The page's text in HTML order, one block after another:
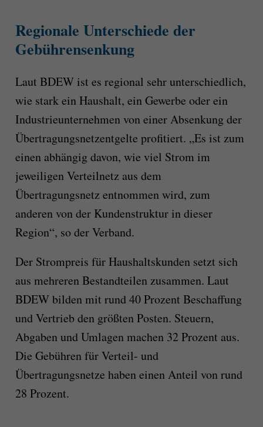
Regionale Unterschiede der
Gebührensenkung
Laut BDEW ist es regional sehr unterschiedlich,
wie stark ein Haushalt, ein Gewerbe oder ein
Industrieunternehmen von einer Absenkung der
Übertragungsnetzentgelte profitiert. „Es ist zum
einen abhängig davon, wie viel Strom im
jeweiligen Verteilnetz aus dem
Übertragungsnetz entnommen wird, zum
anderen von der Kundenstruktur in dieser
Region“, so der Verband.
Der Strompreis für Haushaltskunden setzt sich
aus mehreren Bestandteilen zusammen. Laut
BDEW bilden mit rund 40 Prozent Beschaffung
und Vertrieb den größten Posten. Steuern,
Abgaben und Umlagen machen 32 Prozent aus.
Die Gebühren für Verteil- und
Übertragungsnetze haben einen Anteil von rund
28 Prozent.